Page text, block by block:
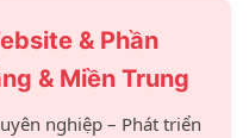
& Phần
& Miền Trung
nghiệp – Phát triển